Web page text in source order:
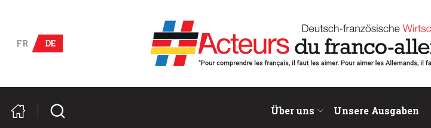
Deutsch-französische Wirtschaftsakteure
FR
DE
Über uns Unsere Ausgaben
Suchen